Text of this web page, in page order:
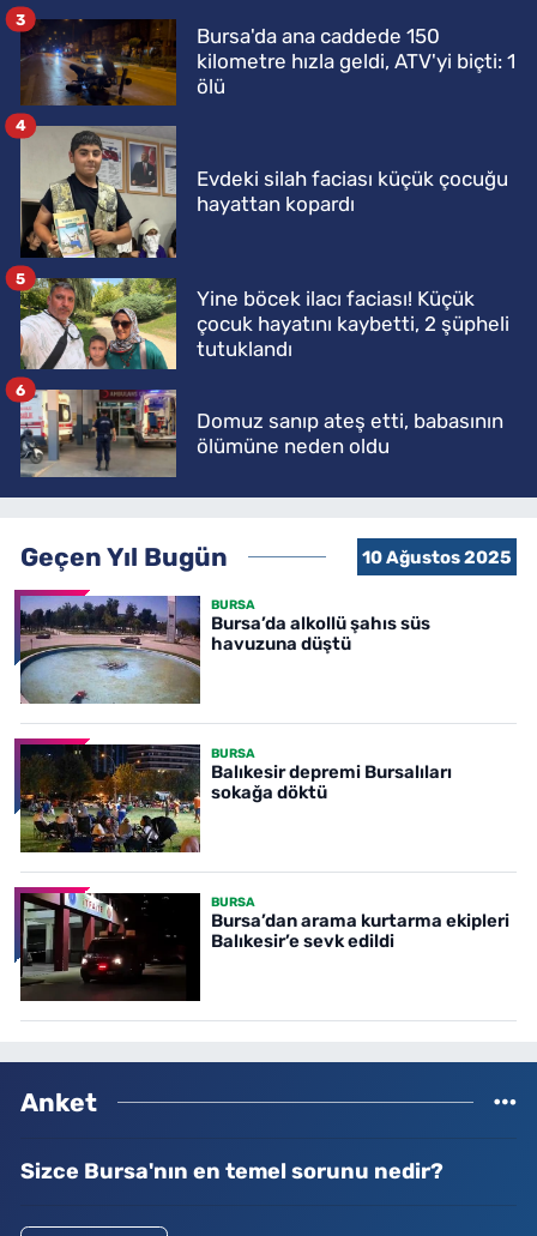
Bursa'da ana caddede 150
kilometre hızla geldi, ATV'yi biçti: 1
ölü
3
Evdeki silah faciası küçük çocuğu
hayattan kopardı
4
Yine böcek ilacı faciası! Küçük
çocuk hayatını kaybetti, 2 şüpheli
tutuklandı
5
Domuz sanıp ateş etti, babasının
ölümüne neden oldu
6
Geçen Yıl Bugün 10 Ağustos 2025
BURSA
Bursa’da alkollü şahıs süs
havuzuna düştü
BURSA
Balıkesir depremi Bursalıları
sokağa döktü
BURSA
Bursa’dan arama kurtarma ekipleri
Balıkesir’e sevk edildi
Anket
Sizce Bursa'nın en temel sorunu nedir?